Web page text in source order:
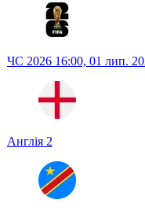
ЧС 2026 16:00, 01 лип.
Англія 2